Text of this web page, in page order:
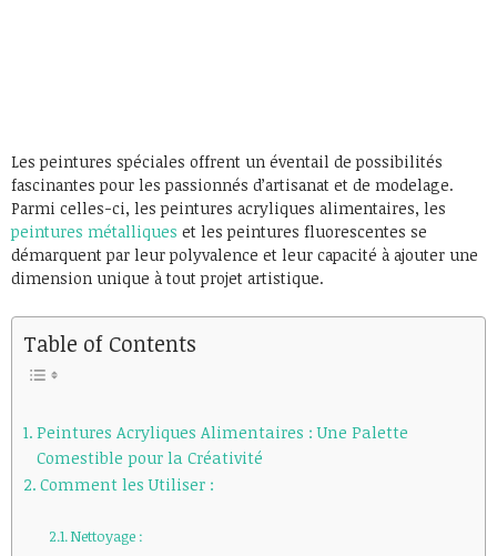
Les peintures spéciales offrent un éventail de possibilités
fascinantes pour les passionnés d’artisanat et de modelage.
Parmi celles-ci, les peintures acryliques alimentaires, les
peintures métalliques et les peintures fluorescentes se
démarquent par leur polyvalence et leur capacité à ajouter une
dimension unique à tout projet artistique.
Table of Contents
Peintures Acryliques Alimentaires : Une Palette
Comestible pour la Créativité
Comment les Utiliser :
Nettoyage :